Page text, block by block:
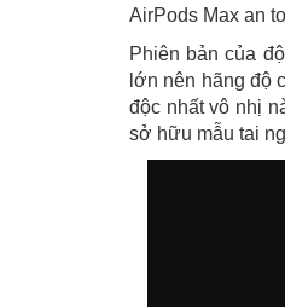
AirPods Max an
Phiên bản của
lớn nên hãng độ
độc nhất vô nhị
sở hữu mẫu tai